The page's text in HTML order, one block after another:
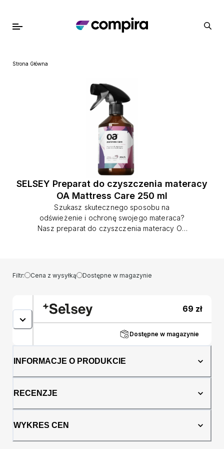
Strona Główna
SELSEY Preparat do czyszczenia materacy
OA Mattress Care 250 ml
Szukasz skutecznego sposobu na
odświeżenie i ochronę swojego materaca?
Nasz preparat do czyszczenia materacy OA
przykrych zapachów z powierzchni materacy.
Dzięki zawartości aktywnego tlenu, OA
różnego rodzaju plam poprzez ich
chemiczne utlenianie. Dodatkowo,
rozpuszcza i usuwa złuszczony naskórek,
zapobiegając rozwojowi grzybów, bakterii i
roztoczy. Po jego użyciu materac pozostanie
dzięki zawartości substancji wybielających.
Nie ma potrzeby szorowania - materac
zawiera także nanocząsteczki srebra, które
zabezpieczają powierzchnię i utrzymują
skuteczny, ale także ekologiczny - nie
zawiera szkodliwych związków chemicznych i
Filtr: Cena z wysyłką Dostępne w magazynie
69 zł
Dostępne w magazynie
INFORMACJE O PRODUKCIE
RECENZJE
WYKRES CEN